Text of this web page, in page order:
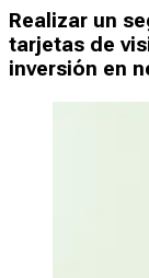
Realizar un
tarjetas de
inversión en